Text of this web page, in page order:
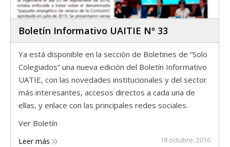
Boletín Informativo UAITIE Nº 33
Ya está disponible en la sección de Boletines de “Solo
Colegiados” una nueva edición del Boletín Informativo
UATIE, con las novedades institucionales y del sector
más interesantes, accesos directos a cada una de
ellas, y enlace con las principales redes sociales.
Ver Boletín
Leer más 18 octubre, 2016